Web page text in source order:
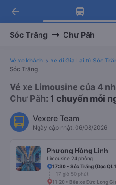
Tải app Vexere
Nhận ưu đãi thành
Tải app Vexere
-30k/ghế khi đặt
arrow_back
Sóc Trăng Chư Păh
Vé xe khách xe đi Gia Lai từ Sóc
Sóc Trăng
Vé xe Limousine của 4
Chư Păh: 1 chuyến mỗi
Vexere Team
Ngày cập nhật: 06/08/2026
Phương Hồng Linh
Limousine 24 phòng
17:30 • Sóc Trăng (Dọc
17 giờ 50 phút
11:20 • Bến xe Đức Long